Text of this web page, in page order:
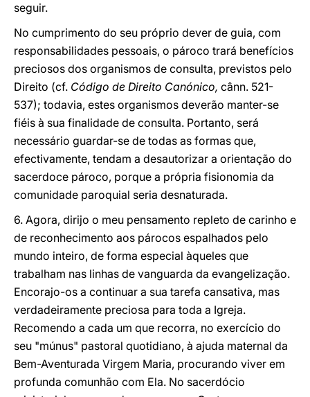
seguir.
No cumprimento do seu próprio dever de guia, com
responsabilidades pessoais, o pároco trará benefícios
preciosos dos organismos de consulta, previstos pelo
Direito (cf. Código de Direito Canónico, cânn. 521-
537); todavia, estes organismos deverão manter-se
fiéis à sua finalidade de consulta. Portanto, será
necessário guardar-se de todas as formas que,
efectivamente, tendam a desautorizar a orientação do
sacerdoce pároco, porque a própria fisionomia da
comunidade paroquial seria desnaturada.
6. Agora, dirijo o meu pensamento repleto de carinho e
de reconhecimento aos párocos espalhados pelo
mundo inteiro, de forma especial àqueles que
trabalham nas linhas de vanguarda da evangelização.
Encorajo-os a continuar a sua tarefa cansativa, mas
verdadeiramente preciosa para toda a Igreja.
Recomendo a cada um que recorra, no exercício do
seu "múnus" pastoral quotidiano, à ajuda maternal da
Bem-Aventurada Virgem Maria, procurando viver em
profunda comunhão com Ela. No sacerdócio